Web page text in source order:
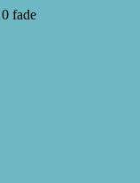
0 fade